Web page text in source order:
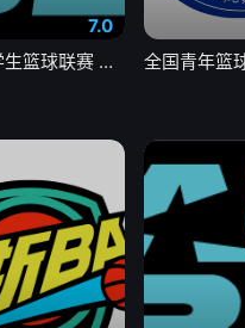
7.0
亚洲大学生篮球联赛 菲律宾大学VS高丽大学20260804